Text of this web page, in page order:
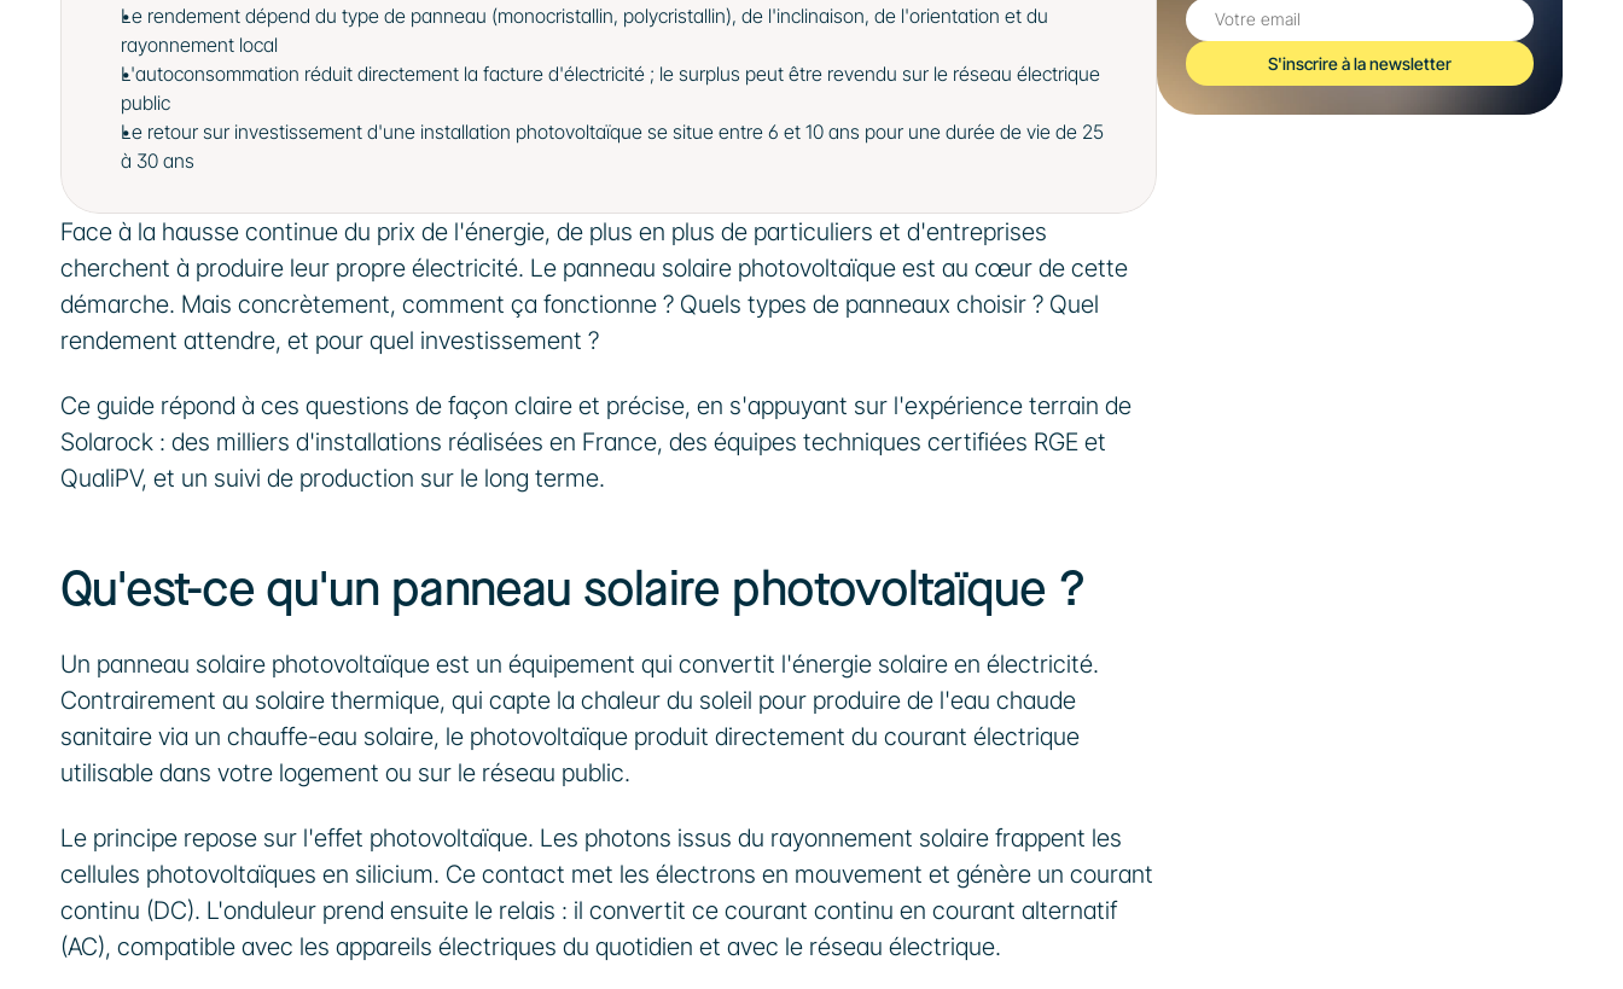
Le rendement dépend du type de panneau (monocristallin, polycristallin), de l'inclinaison, de l'orientation et du
rayonnement local
L'autoconsommation réduit directement la facture d'électricité ; le surplus peut être revendu sur le réseau électrique
public
Le retour sur investissement d'une installation photovoltaïque se situe entre 6 et 10 ans pour une durée de vie de 25
à 30 ans
Face à la hausse continue du prix de l'énergie, de plus en plus de particuliers et d'entreprises
cherchent à produire leur propre électricité. Le panneau solaire photovoltaïque est au cœur de cette
démarche. Mais concrètement, comment ça fonctionne ? Quels types de panneaux choisir ? Quel
rendement attendre, et pour quel investissement ?
Ce guide répond à ces questions de façon claire et précise, en s'appuyant sur l'expérience terrain de
Solarock : des milliers d'installations réalisées en France, des équipes techniques certifiées RGE et
QualiPV, et un suivi de production sur le long terme.
Qu'est-ce qu'un panneau solaire photovoltaïque ?
Un panneau solaire photovoltaïque est un équipement qui convertit l'énergie solaire en électricité.
Contrairement au solaire thermique, qui capte la chaleur du soleil pour produire de l'eau chaude
sanitaire via un chauffe-eau solaire, le photovoltaïque produit directement du courant électrique
utilisable dans votre logement ou sur le réseau public.
Le principe repose sur l'effet photovoltaïque. Les photons issus du rayonnement solaire frappent les
cellules photovoltaïques en silicium. Ce contact met les électrons en mouvement et génère un courant
continu (DC). L'onduleur prend ensuite le relais : il convertit ce courant continu en courant alternatif
(AC), compatible avec les appareils électriques du quotidien et avec le réseau électrique.
S'inscrire à la newsletter